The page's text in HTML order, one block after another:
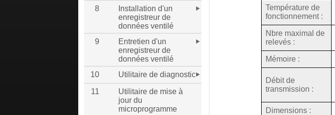
Température de
fonctionnement :
Nbre maximal de
relevés :
Mémoire :
Débit de
transmission :
Dimensions :
8
Installation d'un
enregistreur de
données ventilé
9
Entretien d'un
enregistreur de
données ventilé
10
Utilitaire de diagnostic
11
Utilitaire de mise à
jour du
microprogramme